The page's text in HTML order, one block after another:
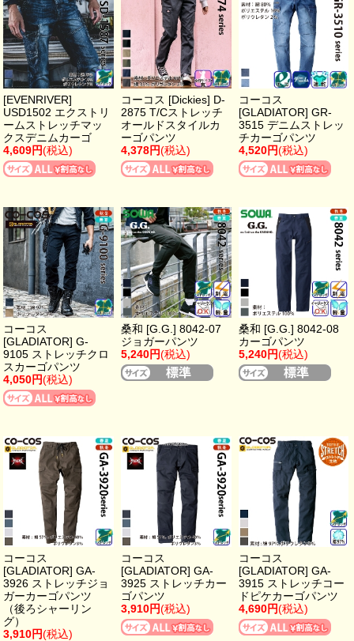
[EVENRIVER]
USD1502 エクストリ
ームストレッチマッ
クスデニムカーゴ
4,609円(税込)
コーコス [Dickies] D-
2875 T/Cストレッチ
オールドスタイルカ
ーゴパンツ
4,378円(税込)
コーコス
[GLADIATOR] GR-
3515 デニムストレッ
チカーゴパンツ
4,520円(税込)
コーコス
[GLADIATOR] G-
9105 ストレッチクロ
スカーゴパンツ
4,050円(税込)
桑和 [G.G.] 8042-07
ジョガーパンツ
5,240円(税込)
桑和 [G.G.] 8042-08
カーゴパンツ
5,240円(税込)
コーコス
[GLADIATOR] GA-
3926 ストレッチジョ
ガーカーゴパンツ
（後ろシャーリン
グ）
3,910円(税込)
コーコス
[GLADIATOR] GA-
3925 ストレッチカー
ゴパンツ
3,910円(税込)
コーコス
[GLADIATOR] GA-
3915 ストレッチコー
ドピケカーゴパンツ
4,690円(税込)